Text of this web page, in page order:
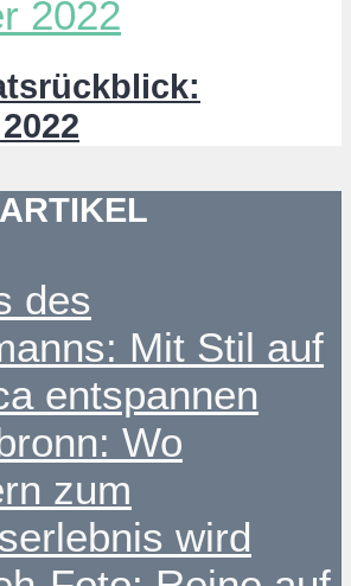
des
Mit Stil auf
entspannen
Wo
zum
wird